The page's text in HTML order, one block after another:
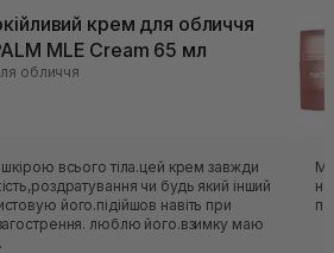
крем для обличчя
MLE Cream 65 мл
обличчя
всього тіла.цей крем завжди
чи будь який інший
його.підійшов навіть при
люблю його.взимку маю